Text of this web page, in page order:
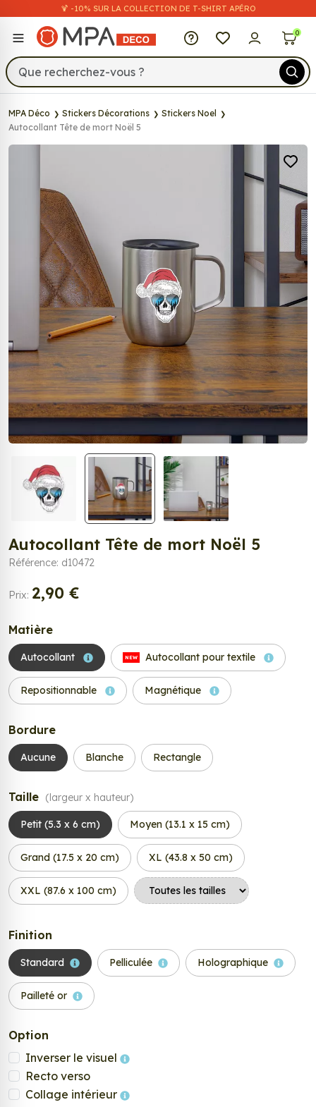
🍹 -10% SUR LA COLLECTION DE T-SHIRT APÉRO
MPA Déco 0
MPA Déco Stickers Décorations
Stickers Noel
Autocollant Tête de mort Noël 5
Autocollant Tête de mort Noël 5
Référence: d10472
Prix: 2,90 €
Matière
Autocollant NEW Autocollant pour textile
Repositionnable Magnétique
Bordure
Aucune Blanche Rectangle
Taille (largeur x hauteur)
Petit (5.3 x 6 cm) Moyen (13.1 x 15 cm)
Grand (17.5 x 20 cm) XL (43.8 x 50 cm)
XXL (87.6 x 100 cm)
Finition
Standard Pelliculée Holographique
Pailleté or
Option
Inverser le visuel
Recto verso
Collage intérieur